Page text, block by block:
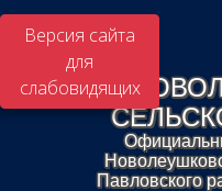
Версия сайта
для
слабовидящих
Павловского